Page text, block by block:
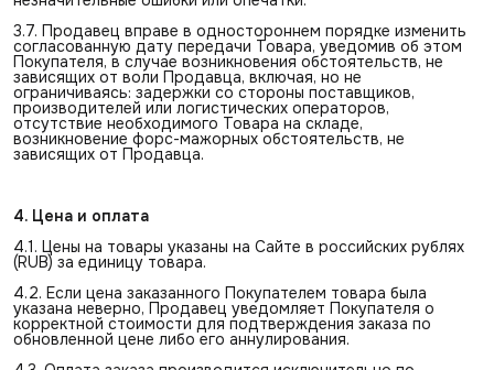
3.7. Продавец вправе в одностороннем порядке изменить
согласованную дату передачи Товара, уведомив об этом
Покупателя, в случае возникновения обстоятельств, не
зависящих от воли Продавца, включая, но не
ограничиваясь: задержки со стороны поставщиков,
производителей или логистических операторов,
отсутствие необходимого Товара на складе,
возникновение форс-мажорных обстоятельств, не
зависящих от Продавца.
4. Цена и оплата
4.1. Цены на товары указаны на Сайте в российских рублях
(RUB) за единицу товара.
4.2. Если цена заказанного Покупателем товара была
указана неверно, Продавец уведомляет Покупателя о
корректной стоимости для подтверждения заказа по
обновленной цене либо его аннулирования.